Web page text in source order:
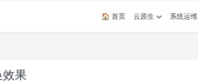
🏠 首页 云原生 系统运维
果